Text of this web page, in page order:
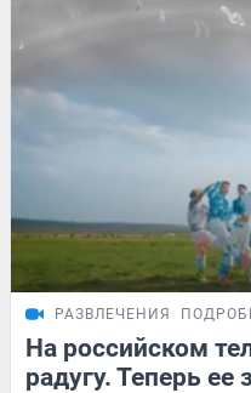
РАЗВЛЕЧЕНИЯ
На российском
радугу. Теперь